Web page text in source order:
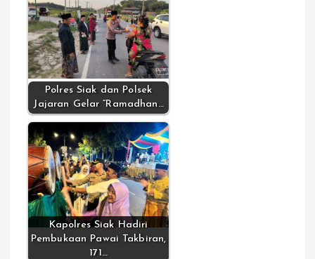
Polres Siak dan Polsek
Jajaran Gelar “Ramadhan…
Kapolres Siak Hadiri
Pembukaan Pawai Takbiran,
171…